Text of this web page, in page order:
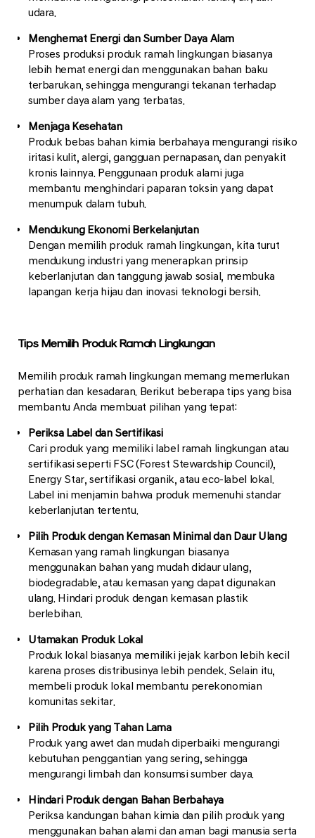
udara.
Menghemat Energi dan Sumber Daya Alam
Proses produksi produk ramah lingkungan biasanya
lebih hemat energi dan menggunakan bahan baku
terbarukan, sehingga mengurangi tekanan terhadap
sumber daya alam yang terbatas.
Menjaga Kesehatan
Produk bebas bahan kimia berbahaya mengurangi risiko
iritasi kulit, alergi, gangguan pernapasan, dan penyakit
kronis lainnya. Penggunaan produk alami juga
membantu menghindari paparan toksin yang dapat
menumpuk dalam tubuh.
Mendukung Ekonomi Berkelanjutan
Dengan memilih produk ramah lingkungan, kita turut
mendukung industri yang menerapkan prinsip
keberlanjutan dan tanggung jawab sosial, membuka
lapangan kerja hijau dan inovasi teknologi bersih.
Tips Memilih Produk Ramah Lingkungan
Memilih produk ramah lingkungan memang memerlukan
perhatian dan kesadaran. Berikut beberapa tips yang bisa
membantu Anda membuat pilihan yang tepat:
Periksa Label dan Sertifikasi
Cari produk yang memiliki label ramah lingkungan atau
sertifikasi seperti FSC (Forest Stewardship Council),
Energy Star, sertifikasi organik, atau eco-label lokal.
Label ini menjamin bahwa produk memenuhi standar
keberlanjutan tertentu.
Pilih Produk dengan Kemasan Minimal dan Daur Ulang
Kemasan yang ramah lingkungan biasanya
menggunakan bahan yang mudah didaur ulang,
biodegradable, atau kemasan yang dapat digunakan
ulang. Hindari produk dengan kemasan plastik
berlebihan.
Utamakan Produk Lokal
Produk lokal biasanya memiliki jejak karbon lebih kecil
karena proses distribusinya lebih pendek. Selain itu,
membeli produk lokal membantu perekonomian
komunitas sekitar.
Pilih Produk yang Tahan Lama
Produk yang awet dan mudah diperbaiki mengurangi
kebutuhan penggantian yang sering, sehingga
mengurangi limbah dan konsumsi sumber daya.
Hindari Produk dengan Bahan Berbahaya
Periksa kandungan bahan kimia dan pilih produk yang
menggunakan bahan alami dan aman bagi manusia serta